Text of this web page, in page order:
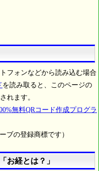
フォンなどから読み込む場合
を読み取ると、このページの
れます。
無料QRコード作成プログラ
ブの登録商標です）
お経とは？」